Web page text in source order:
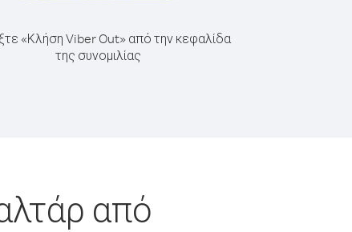
«Κλήση Viber Out» από την κεφαλίδα
της συνομιλίας
από